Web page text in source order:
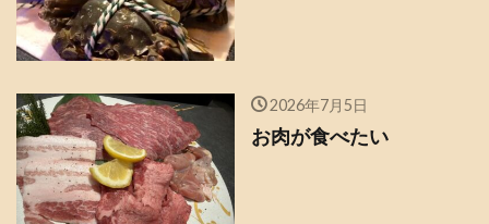
2026年7月5日
お肉が食べたい